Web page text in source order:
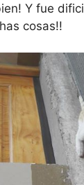
Y fue
cosas!!